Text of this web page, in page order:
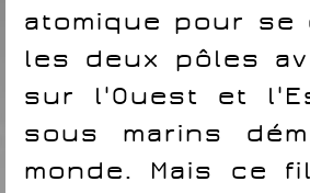
atomique pour
les deux pôles
sur l'Ouest et
sous marins
monde. Mais ce